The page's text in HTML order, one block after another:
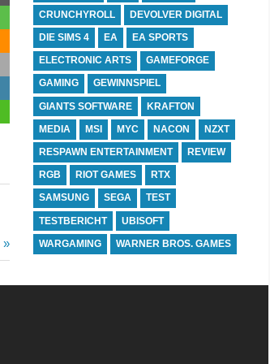
CRUNCHYROLL DEVOLVER DIGITAL
DIE SIMS 4 EA EA SPORTS
ELECTRONIC ARTS GAMEFORGE
GAMING GEWINNSPIEL
GIANTS SOFTWARE KRAFTON
MEDIA MSI MYC NACON NZXT
RESPAWN ENTERTAINMENT REVIEW
RGB RIOT GAMES RTX
SAMSUNG SEGA TEST
TESTBERICHT UBISOFT
WARGAMING WARNER BROS. GAMES